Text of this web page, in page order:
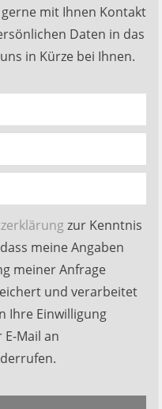
mit Ihnen Kontakt
Daten in das
in Kürze bei Ihnen.
zur Kenntnis
meine Angaben
meiner Anfrage
und verarbeitet
Ihre Einwilligung
Mail an